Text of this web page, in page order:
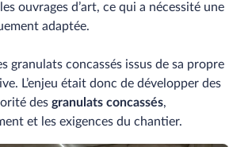
ouvrages d’art, ce qui a nécessité une
adaptée.
granulats concassés issus de sa propre
L’enjeu était donc de développer des
des granulats concassés,
et les exigences du chantier.